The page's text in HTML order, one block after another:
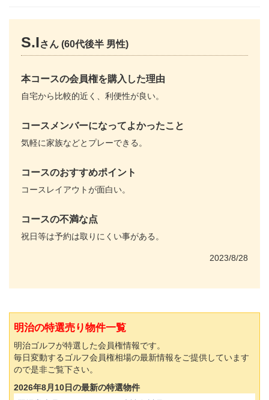
S.Iさん (60代後半 男性)
本コースの会員権を購入した理由
自宅から比較的近く、利便性が良い。
コースメンバーになってよかったこと
気軽に家族などとプレーできる。
コースのおすすめポイント
コースレイアウトが面白い。
コースの不満な点
祝日等は予約は取りにくい事がある。
2023/8/28
明治の特選売り物件一覧
明治ゴルフが特選した会員権情報です。
毎日変動するゴルフ会員権相場の最新情報をご提供しています
ので是非ご覧下さい。
2026年8月10日の最新の特選物件